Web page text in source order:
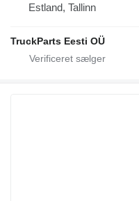
Estland, Tallinn
TruckParts Eesti OÜ